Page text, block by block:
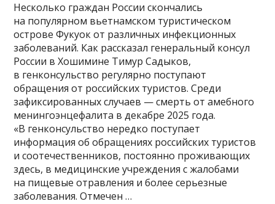
Несколько граждан России скончались
на популярном вьетнамском туристическом
острове Фукуок от различных инфекционных
заболеваний. Как рассказал генеральный консул
России в Хошимине Тимур Садыков,
в генконсульство регулярно поступают
обращения от российских туристов. Среди
зафиксированных случаев — смерть от амебного
менингоэнцефалита в декабре 2025 года.
«В генконсульство нередко поступает
информация об обращениях российских туристов
и соотечественников, постоянно проживающих
здесь, в медицинские учреждения с жалобами
на пищевые отравления и более серьезные
заболевания. Отмечен …